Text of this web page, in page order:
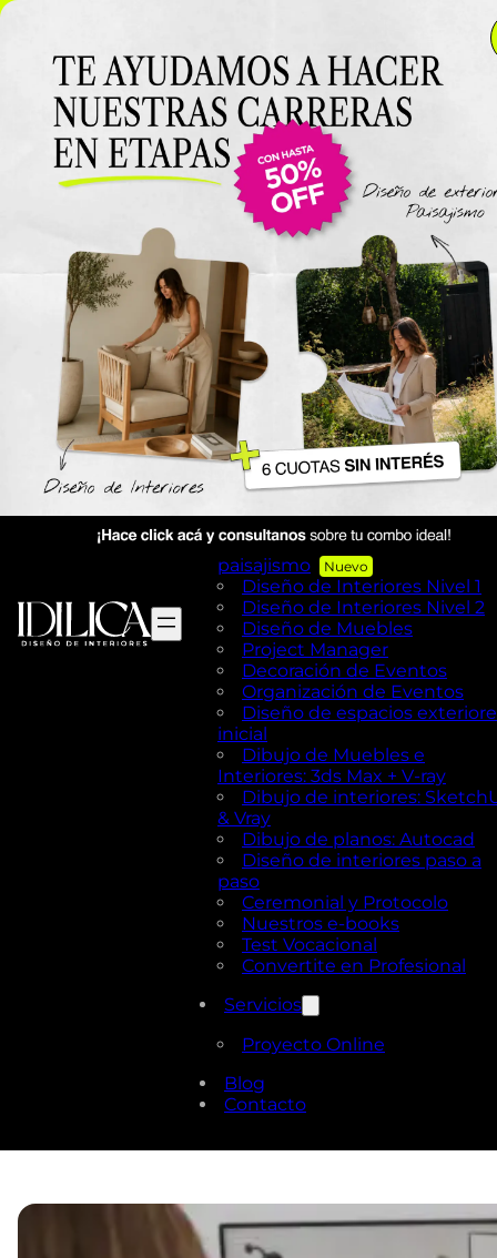
el curso acá!
Viajes
The New York Design
Carreras / Diplomaturas
Carrera de Diseño de
Exteriores y Paisajismo
Carrera en Diseño de
UTN
Carrera en Interiorismo UTN
Carrera de Organización y
Decoración de Eventos UTN
Cursos
exteriores y Paisajismo
Diseño de exteriores y
paisajismo
Diseño de Interiores Nivel 1
Diseño de Interiores Nivel 2
Diseño de Muebles
Project Manager
Decoración de Eventos
Organización de Eventos
Diseño de espacios
inicial
Dibujo de Muebles e
Interiores: 3ds Max + V-ray
Dibujo de interiores:
& Vray
Dibujo de planos: Autocad
Diseño de interiores paso a
paso
Ceremonial y Protocolo
Nuestros e-books
Test Vocacional
Convertite en Profesional
Servicios
Proyecto Online
Blog
Contacto